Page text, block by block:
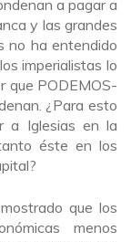
a pagar a
y las grandes
no ha entendido
imperialistas lo
que PODEMOS-
¿Para esto
a Iglesias en la
éste en los
que los
menos